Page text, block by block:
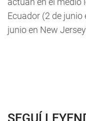
Ecuador (2 de
junio en New